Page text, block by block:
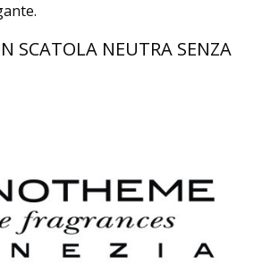
SCATOLA NEUTRA SENZA